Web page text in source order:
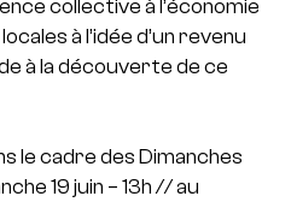
collective à l’économie
à l’idée d’un revenu
à la découverte de ce
le cadre des Dimanches
19 juin – 13h // au